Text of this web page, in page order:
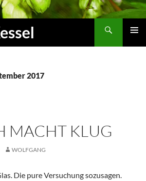
2017
MACHT KLUG
WOLFGANG
Die pure Versuchung sozusagen.